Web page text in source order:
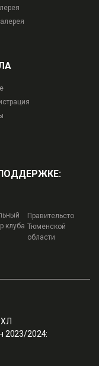
клуба
Правительсто
Тюменской
области
2023/2024: